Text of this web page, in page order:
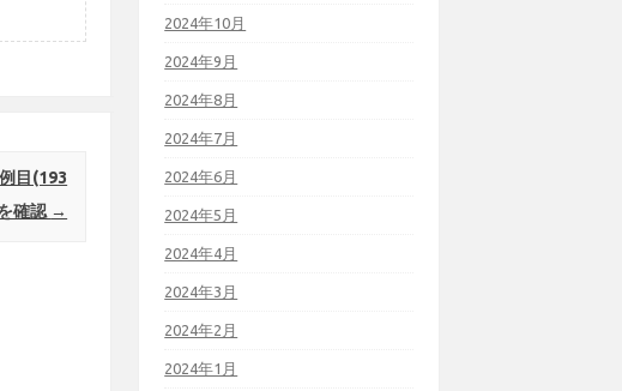
目(193
確認 →
2024年10月
2024年9月
2024年8月
2024年7月
2024年6月
2024年5月
2024年4月
2024年3月
2024年2月
2024年1月